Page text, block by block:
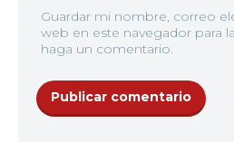
Guardar mi nombre, correo
web en este navegador para
haga un comentario.